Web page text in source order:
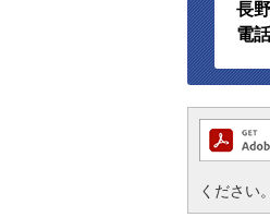
長
電
ください。